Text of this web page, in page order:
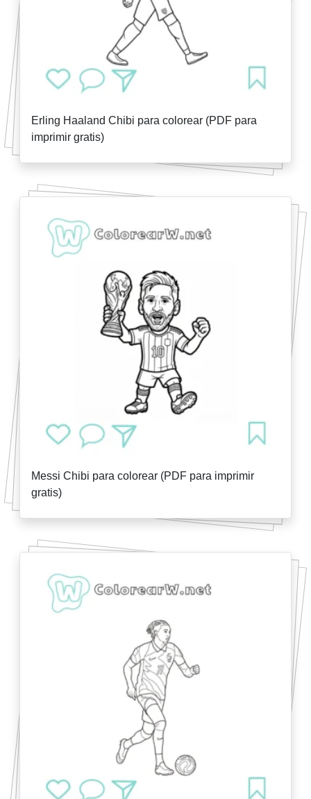
Erling Haaland Chibi para colorear (PDF para
imprimir gratis)
Messi Chibi para colorear (PDF para imprimir
gratis)